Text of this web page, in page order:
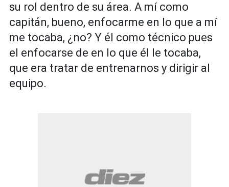
su rol dentro de su área. A mí como
capitán, bueno, enfocarme en lo que a mí
me tocaba, ¿no? Y él como técnico pues
el enfocarse de en lo que él le tocaba,
que era tratar de entrenarnos y dirigir al
equipo.